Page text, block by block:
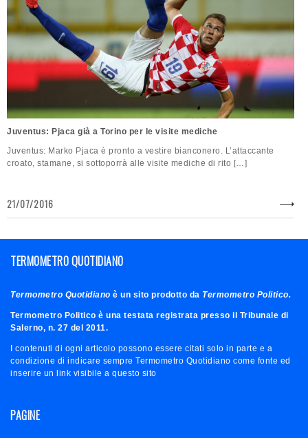
Juventus: Pjaca già a Torino per le visite mediche
Juventus: Marko Pjaca è pronto a vestire bianconero. L’attaccante
croato, stamane, si sottoporrà alle visite mediche di rito […]
21/07/2016
TERMOMETRO QUOTIDIANO
Termometro Quotidiano è un sito prodotto da Termometro Politico.
Termometro Politico è una testata registrata presso il Tribunale di
Salerno, n. 27 del 2011.
I contenuti di ogni articolo possono essere citati solo in parte e a
condizione di indicare sempre Termometro Quotidiano come fonte ed
inserire un link visibile a questo sito
PAGINE